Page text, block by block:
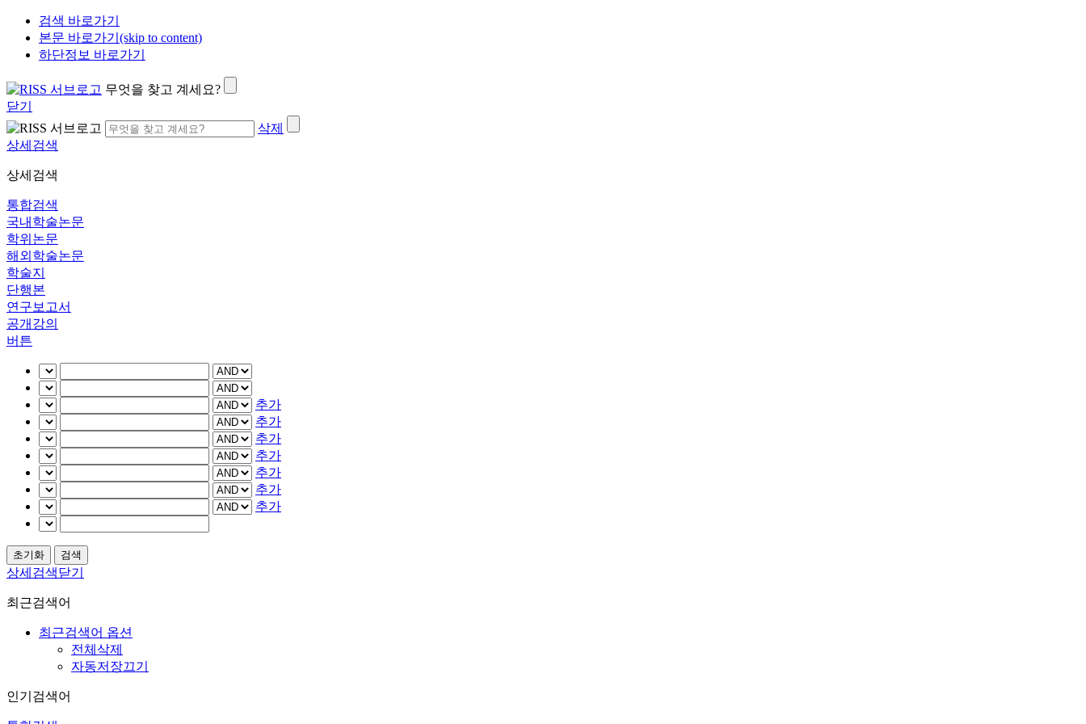
검색 바로가기
본문 바로가기(skip to content)
하단정보 바로가기
무엇을 찾고 계세요?
닫기
삭제
상세검색
상세검색
통합검색
국내학술논문
학위논문
해외학술논문
학술지
단행본
연구보고서
공개강의
버튼
추가
추가
추가
추가
추가
추가
추가
상세검색닫기
최근검색어
최근검색어 옵션
전체삭제
자동저장끄기
인기검색어